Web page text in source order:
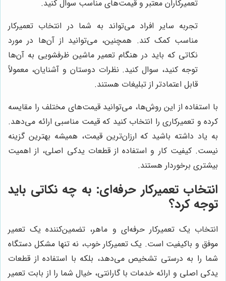
تعمیرکاران معتبر و قیمت‌های مناسب سوال کنید.
تجربه سایر افراد می‌تواند به شما در انتخاب تعمیرکار
مناسب کمک کند. همچنین، می‌توانید از آن‌ها در مورد
نکاتی که باید در هنگام تعمیر ماشین ظرفشویی به آن‌ها
توجه کنید، سوال کنید. نظرات دوستان و آشنایان، معمولاً
قابل اعتمادتر از تبلیغات هستند.
با استفاده از این روش‌ها، می‌توانید قیمت‌های مختلف را مقایسه
کرده و تعمیرکاری را انتخاب کنید که قیمت مناسبی ارائه می‌دهد.
به یاد داشته باشید که ارزان‌ترین قیمت، همیشه بهترین گزینه
نیست. کیفیت کار و استفاده از قطعات یدکی اصلی، از اهمیت
بیشتری برخوردار هستند.
انتخاب تعمیرکار حرفه‌ای: به چه نکاتی باید
توجه کرد؟
انتخاب یک تعمیرکار حرفه‌ای و ماهر، تضمین‌کننده یک تعمیر
موفق و باکیفیت است. یک تعمیرکار خوب، نه تنها مشکل دستگاه
شما را به درستی تشخیص می‌دهد، بلکه با استفاده از قطعات
یدکی اصلی و ارائه خدمات با گارانتی، خیال شما را از بابت تعمیر